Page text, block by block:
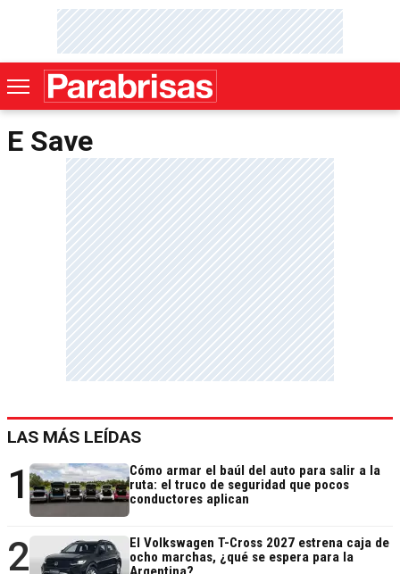
E Save
LAS MÁS LEÍDAS
1
Cómo armar el baúl del auto para salir a la
ruta: el truco de seguridad que pocos
conductores aplican
2
El Volkswagen T-Cross 2027 estrena caja de
ocho marchas, ¿qué se espera para la